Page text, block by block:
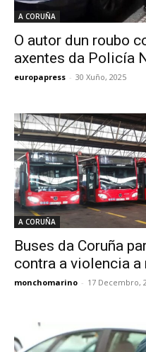
A CORUÑA
O autor dun roubo
axentes da Policía
europapress - 30 Xuño, 2025
A CORUÑA
Buses da Coruña
contra a violencia a
monchomarino - 17 Decembro,